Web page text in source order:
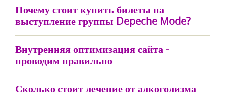
Почему стоит купить билеты на
выступление группы Depeche Mode?
Внутренняя оптимизация сайта -
проводим правильно
Сколько стоит лечение от алкоголизма